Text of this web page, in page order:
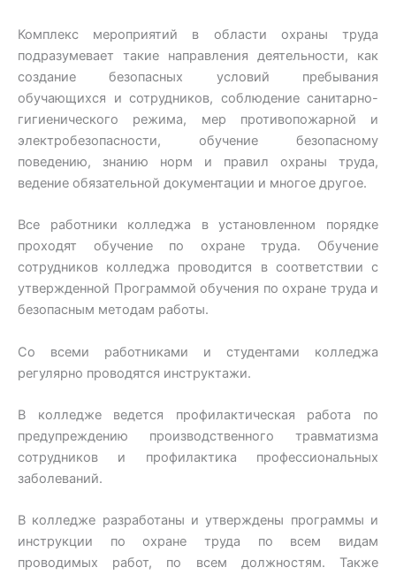
Комплекс мероприятий в области охраны труда
подразумевает такие направления деятельности, как
создание безопасных условий пребывания
обучающихся и сотрудников, соблюдение санитарно-
гигиенического режима, мер противопожарной и
электробезопасности, обучение безопасному
поведению, знанию норм и правил охраны труда,
ведение обязательной документации и многое другое.
Все работники колледжа в установленном порядке
проходят обучение по охране труда. Обучение
сотрудников колледжа проводится в соответствии с
утвержденной Программой обучения по охране труда и
безопасным методам работы.
Со всеми работниками и студентами колледжа
регулярно проводятся инструктажи.
В колледже ведется профилактическая работа по
предупреждению производственного травматизма
сотрудников и профилактика профессиональных
заболеваний.
В колледже разработаны и утверждены программы и
инструкции по охране труда по всем видам
проводимых работ, по всем должностям. Также